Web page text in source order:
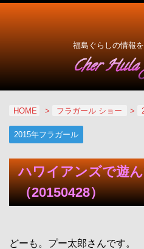
福島ぐらしの情報
HOME > フラガール ショー >
2015年フラガール
ハワイアンズで遊
（20150428）
どーも。プー太郎さんです。